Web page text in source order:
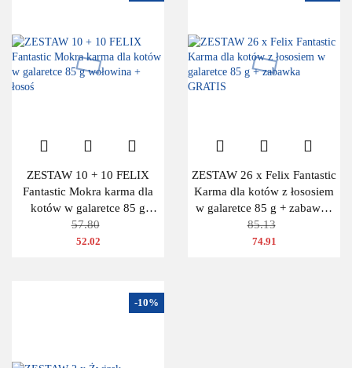
ZESTAW 10 + 10 FELIX
Fantastic Mokra karma dla
kotów w galaretce 85 g
wołowina + łosoś
57.80
52.02
ZESTAW 26 x Felix Fantastic
Karma dla kotów z łososiem
w galaretce 85 g + zabawka
GRATIS
85.13
74.91
-10%